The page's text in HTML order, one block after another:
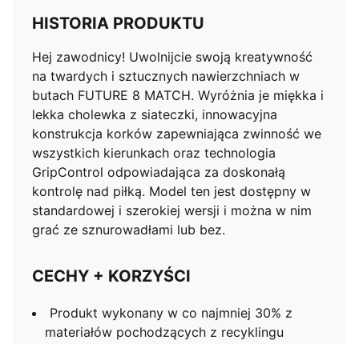
HISTORIA PRODUKTU
Hej zawodnicy! Uwolnijcie swoją kreatywność
na twardych i sztucznych nawierzchniach w
butach FUTURE 8 MATCH. Wyróżnia je miękka i
lekka cholewka z siateczki, innowacyjna
konstrukcja korków zapewniająca zwinność we
wszystkich kierunkach oraz technologia
GripControl odpowiadająca za doskonałą
kontrolę nad piłką. Model ten jest dostępny w
standardowej i szerokiej wersji i można w nim
grać ze sznurowadłami lub bez.
CECHY + KORZYŚCI
Produkt wykonany w co najmniej 30% z
materiałów pochodzących z recyklingu